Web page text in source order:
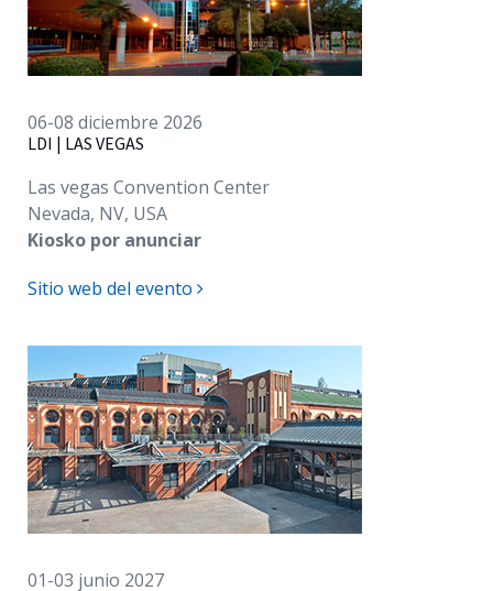
06-08 diciembre 2026
LDI | LAS VEGAS
Las vegas Convention Center
Nevada, NV, USA
Kiosko por anunciar
Sitio web del evento
01-03 junio 2027